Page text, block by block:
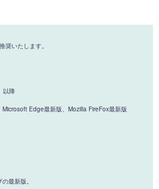
奨いたします。
以降
Edge最新版、Mozilla FireFox最新版
最新版。